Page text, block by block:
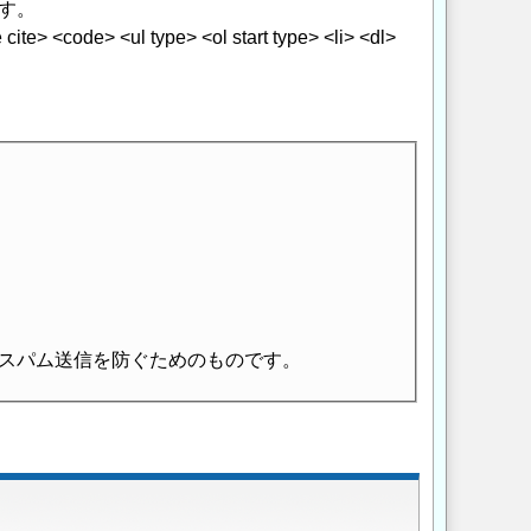
。
<code> <ul type> <ol start type> <li> <dl>
ム送信を防ぐためのものです。